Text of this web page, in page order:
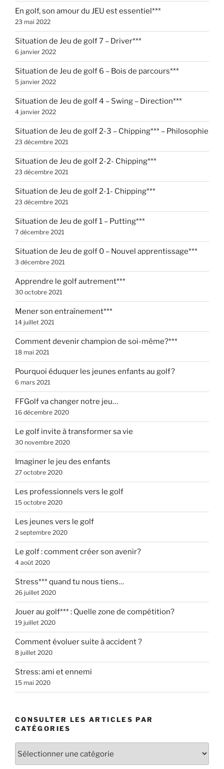
En golf, son amour du JEU est essentiel***
23 mai 2022
Situation de Jeu de golf 7 – Driver***
6 janvier 2022
Situation de Jeu de golf 6 – Bois de parcours***
5 janvier 2022
Situation de Jeu de golf 4 – Swing – Direction***
4 janvier 2022
Situation de Jeu de golf 2-3 – Chipping*** – Philosophie
23 décembre 2021
Situation de Jeu de golf 2-2- Chipping***
23 décembre 2021
Situation de Jeu de golf 2-1- Chipping***
23 décembre 2021
Situation de Jeu de golf 1 – Putting***
7 décembre 2021
Situation de Jeu de golf 0 – Nouvel apprentissage***
3 décembre 2021
Apprendre le golf autrement***
30 octobre 2021
Mener son entraînement***
14 juillet 2021
Comment devenir champion de soi-même?***
18 mai 2021
Pourquoi éduquer les jeunes enfants au golf?
6 mars 2021
FFGolf va changer notre jeu…
16 décembre 2020
Le golf invite à transformer sa vie
30 novembre 2020
Imaginer le jeu des enfants
27 octobre 2020
Les professionnels vers le golf
15 octobre 2020
Les jeunes vers le golf
2 septembre 2020
Le golf : comment créer son avenir?
4 août 2020
Stress*** quand tu nous tiens…
26 juillet 2020
Jouer au golf*** : Quelle zone de compétition?
19 juillet 2020
Comment évoluer suite à accident ?
8 juillet 2020
Stress: ami et ennemi
15 mai 2020
CONSULTER LES ARTICLES PAR
CATÉGORIES